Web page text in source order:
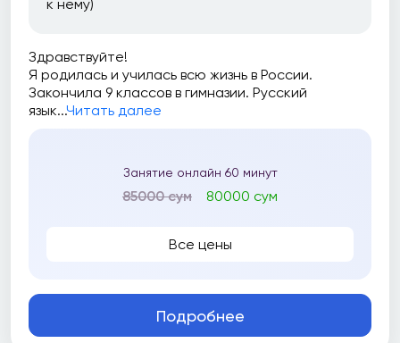
к нему)
Здравствуйте!
Я родилась и училась всю жизнь в России.
Закончила 9 классов в гимназии. Русский
язык...Читать далее
Занятие онлайн 60 минут
85000 сум 80000 сум
Все цены
Подробнее